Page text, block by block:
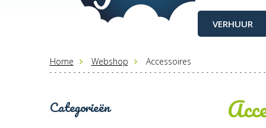
VERHUUR
Home Webshop Accessoires
Categorieën